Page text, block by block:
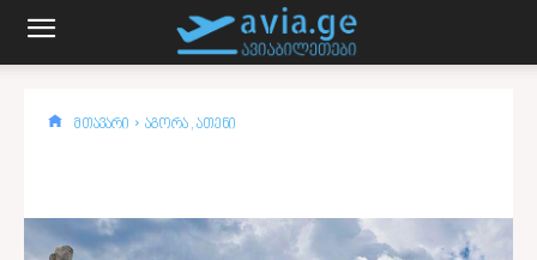
მთავარი აგორა , ათენი